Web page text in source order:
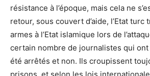
résistance à l’époque, mais cela ne
retour, sous couvert d’aide, l’Etat turc
armes à l’Etat islamique lors de
certain nombre de journalistes qui
été arrêtés et non. Ils croupissent